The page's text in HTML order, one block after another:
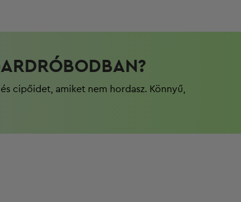
cipőidet, amiket nem hordasz. Könnyű,